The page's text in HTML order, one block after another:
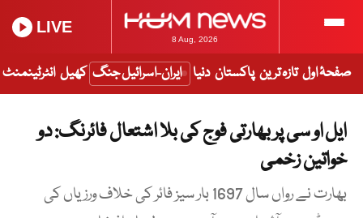
8 Aug, 2026
LIVE
صفحۂ اول تازہ ترین پاکستان دنیا ایران-اسرائیل جنگ کھیل انٹرٹینمنٹ
ایل او سی پر بھارتی فوج کی بلا اشتعال فائرنگ: دو
خواتین زخمی
بھارت نے رواں سال 1697 بار سیز فائر کی خلاف ورزیاں کی